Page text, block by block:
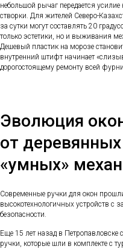
небольшой рычаг передается
створки. Для жителей Северо-
за сутки могут составлять 20
только эстетики, но и выживания
Дешевый пластик на морозе
внутренний штифт начинает
дорогостоящему ремонту всей
Эволюция
от
«умных»
Современные ручки для окон
высокотехнологичных устройств с
безопасности.
Еще 15 лет назад в
ручки, которые шли в комплекте с